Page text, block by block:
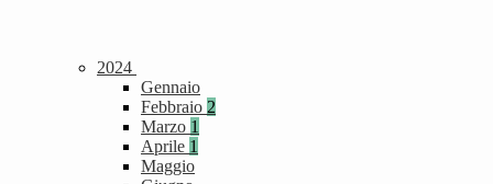
2024
Gennaio
Febbraio 2
Marzo 1
Aprile 1
Maggio